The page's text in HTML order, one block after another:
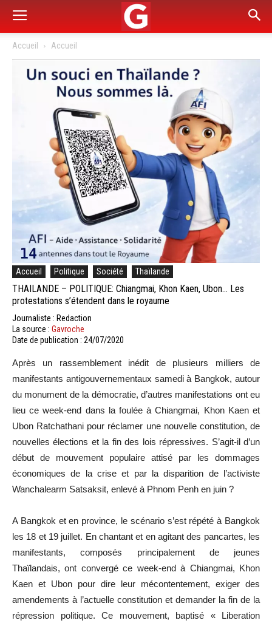
Accueil Accueil
Accueil Politique Société Thaïlande
THAILANDE – POLITIQUE: Chiangmai, Khon Kaen, Ubon… Les
protestations s’étendent dans le royaume
Journaliste : Redaction
La source : Gavroche
Date de publication : 24/07/2020
Après un rassemblement inédit de plusieurs milliers de
manifestants antigouvernementaux samedià Bangkok, autour
du monument de la démocratie, d’autres manifestations ont eu
lieu ce week-end dans la foulée àChiangmai, Khon Kaenet
Ubon Ratchathani pour réclamer une nouvelle constitution, de
nouvelles élections et la fin des lois répressives. S’agit-il d’un
début de mouvement populaire attisé par les dommages
économiques de la crise et par la disparition de l’activiste
Wanchalearm Satsaksit, enlevé à Phnom Penh en juin ?
ABangkok et en province, le scénario s’est répété à Bangkok
les 18 et 19 juillet. En chantant et en agitant des pancartes, les
manifestants, composés principalement de jeunes
Thaïlandais, ont convergé ce week-end à Chiangmai, Khon
Kaen et Ubon pour dire leur mécontentement, exiger des
amendements à l’actuelle constitution et demander la fin de la
répression politique. Ce mouvement, baptisé « Liberation